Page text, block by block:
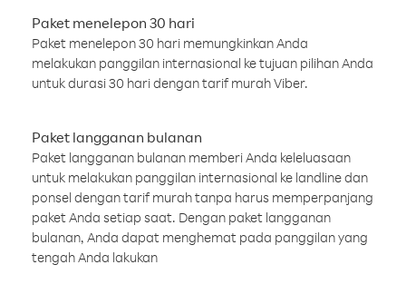
Paket menelepon 30 hari
Paket menelepon 30 hari memungkinkan Anda
melakukan panggilan internasional ke tujuan pilihan Anda
untuk durasi 30 hari dengan tarif murah Viber.
Paket langganan bulanan
Paket langganan bulanan memberi Anda keleluasaan
untuk melakukan panggilan internasional ke landline dan
ponsel dengan tarif murah tanpa harus memperpanjang
paket Anda setiap saat. Dengan paket langganan
bulanan, Anda dapat menghemat pada panggilan yang
tengah Anda lakukan